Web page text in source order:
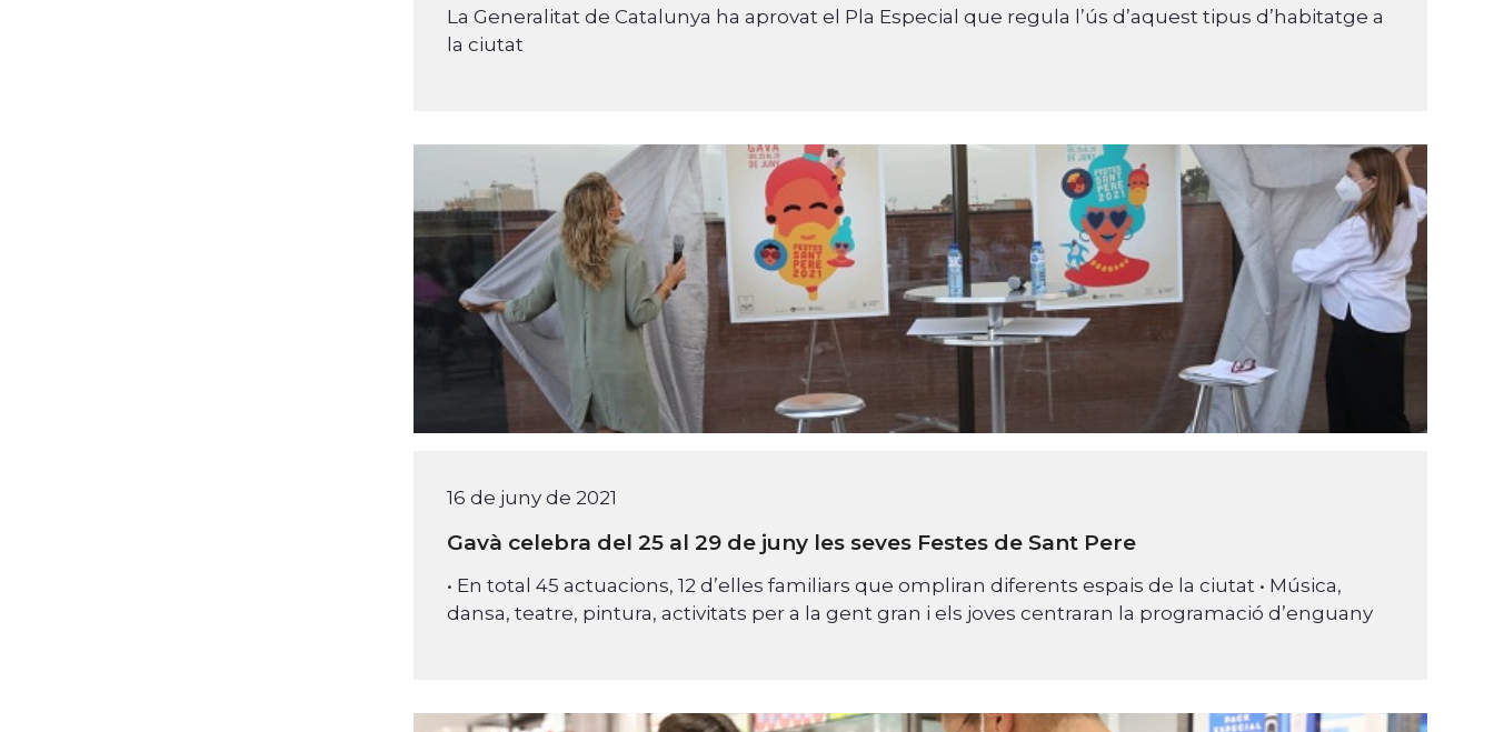
La Generalitat de Catalunya ha aprovat el Pla Especial que regula l’ús d’aquest tipus d’habitatge a
la ciutat
16 de juny de 2021
Gavà celebra del 25 al 29 de juny les seves Festes de Sant Pere
• En total 45 actuacions, 12 d’elles familiars que ompliran diferents espais de la ciutat • Música,
dansa, teatre, pintura, activitats per a la gent gran i els joves centraran la programació d’enguany